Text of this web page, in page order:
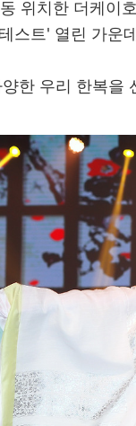
위치한 더케이
테스트' 열린 가운
한 우리 한복을